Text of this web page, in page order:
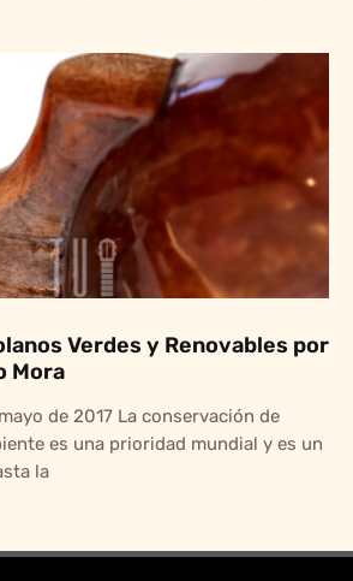
Verdes y Renovables por
Mora
de 2017 La conservación de
es una prioridad mundial y es un
la